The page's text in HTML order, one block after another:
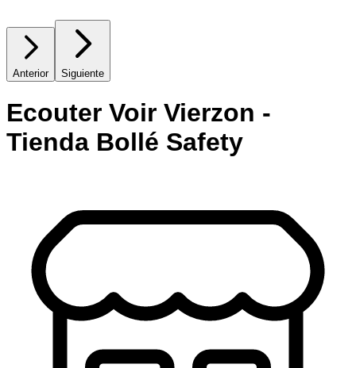
Anterior Siguiente
Ecouter Voir Vierzon -
Tienda Bollé Safety